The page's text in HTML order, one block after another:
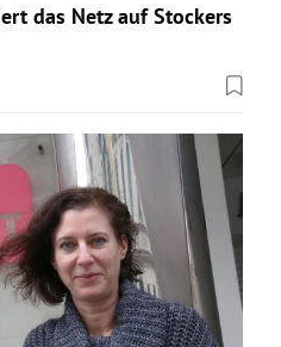
das Netz auf Stockers